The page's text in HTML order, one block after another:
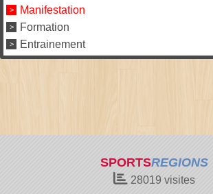
Manifestation
Formation
Entrainement
SPORTSREGIONS
28019 visites